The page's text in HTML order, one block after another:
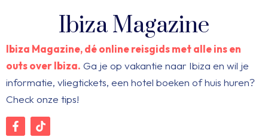
Ibiza Magazine
Ibiza Magazine, dé online reisgids met alle ins en
outs over Ibiza. Ga je op vakantie naar Ibiza en wil je
informatie, vliegtickets, een hotel boeken of huis huren?
Check onze tips!